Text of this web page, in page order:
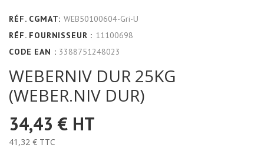
RÉF. CGMAT: WEB50100604-Gri-U
RÉF. FOURNISSEUR : 11100698
CODE EAN : 3388751248023
WEBERNIV DUR 25KG
(WEBER.NIV DUR)
34,43 € HT
41,32 € TTC